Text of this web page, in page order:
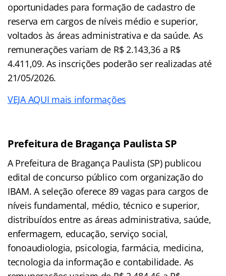
oportunidades para formação de cadastro de
reserva em cargos de níveis médio e superior,
voltados às áreas administrativa e da saúde. As
remunerações variam de R$ 2.143,36 a R$
4.411,09. As inscrições poderão ser realizadas até
21/05/2026.
VEJA AQUI mais informações
Prefeitura de Bragança Paulista SP
A Prefeitura de Bragança Paulista (SP) publicou
edital de concurso público com organização do
IBAM. A seleção oferece 89 vagas para cargos de
níveis fundamental, médio, técnico e superior,
distribuídos entre as áreas administrativa, saúde,
enfermagem, educação, serviço social,
fonoaudiologia, psicologia, farmácia, medicina,
tecnologia da informação e contabilidade. As